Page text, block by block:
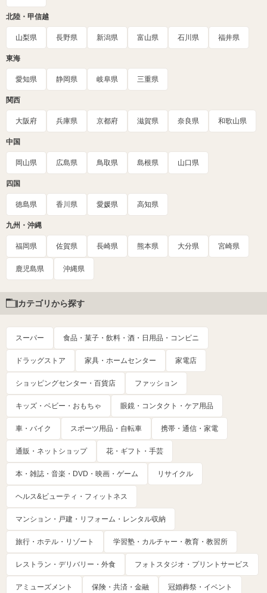
北陸・甲信越
山梨県 長野県 新潟県 富山県 石川県 福井県
東海
愛知県 静岡県 岐阜県 三重県
関西
大阪府 兵庫県 京都府 滋賀県 奈良県 和歌山県
中国
岡山県 広島県 鳥取県 島根県 山口県
四国
徳島県 香川県 愛媛県 高知県
九州・沖縄
福岡県 佐賀県 長崎県 熊本県 大分県 宮崎県
鹿児島県 沖縄県
カテゴリから探す
スーパー 食品・菓子・飲料・酒・日用品・コンビニ
ドラッグストア 家具・ホームセンター 家電店
ショッピングセンター・百貨店 ファッション
キッズ・ベビー・おもちゃ 眼鏡・コンタクト・ケア用品
車・バイク スポーツ用品・自転車 携帯・通信・家電
通販・ネットショップ 花・ギフト・手芸
本・雑誌・音楽・DVD・映画・ゲーム リサイクル
ヘルス&ビューティ・フィットネス
マンション・戸建・リフォーム・レンタル収納
旅行・ホテル・リゾート 学習塾・カルチャー・教育・教習所
レストラン・デリバリー・外食 フォトスタジオ・プリントサービス
アミューズメント 保険・共済・金融 冠婚葬祭・イベント